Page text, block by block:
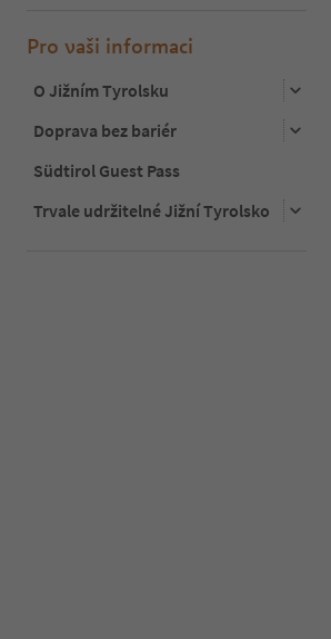
Pro vaši informaci
O Jižním Tyrolsku
Doprava bez bariér
Südtirol Guest Pass
Trvale udržitelné Jižní Tyrolsko